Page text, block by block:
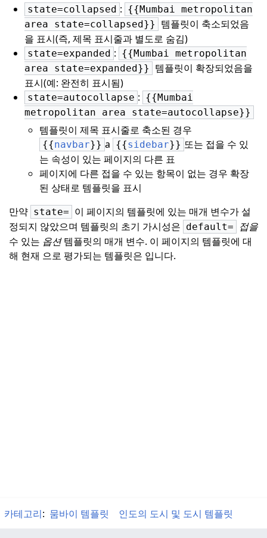
state=collapsed : {{Mumbai metropolitan
area state=collapsed}}
템플릿이 축소되었음
을 표시(즉, 제목 표시줄과 별도로 숨김)
state=expanded : {{Mumbai metropolitan
area state=expanded}}
템플릿이 확장되었음을
표시(예: 완전히 표시됨)
state=autocollapse : {{Mumbai
metropolitan area state=autocollapse}}
템플릿이 제목 표시줄로 축소된 경우
{{navbar}} a {{sidebar}} 또는 접을 수 있
는 속성이 있는 페이지의 다른 표
페이지에 다른 접을 수 있는 항목이 없는 경우 확장
된 상태로 템플릿을 표시
만약 state= 이 페이지의 템플릿에 있는 매개 변수가 설
정되지 않았으며 템플릿의 초기 가시성은 default=
접을
수 있는 옵션템플릿의 매개 변수. 이 페이지의 템플릿에 대
해 현재 으로 평가되는 템플릿은 입니다.
카테고리: 뭄바이 템플릿 인도의 도시 및 도시 템플릿